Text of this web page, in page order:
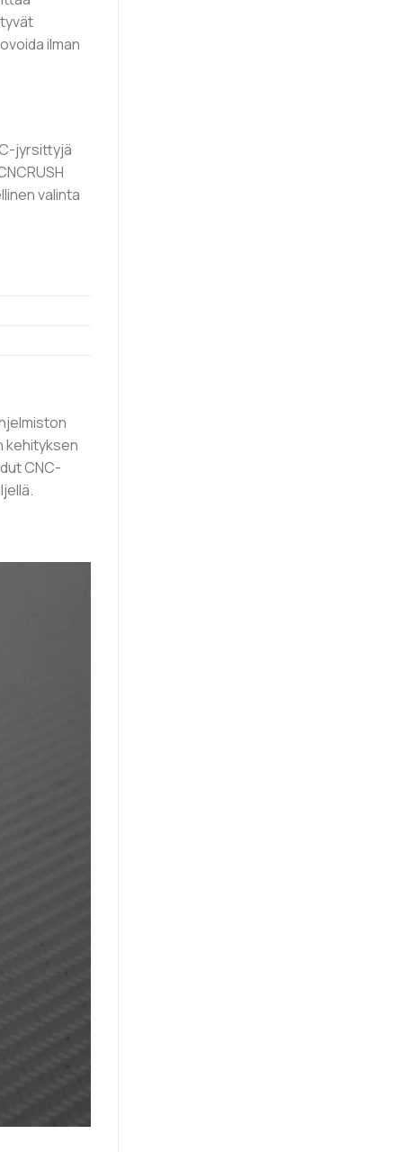
ilman
jyrsittyjä
valinta
kehityksen
CNC-